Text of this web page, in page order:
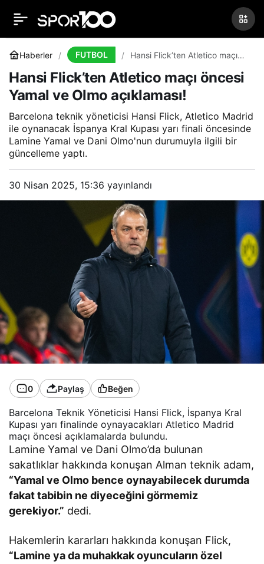
Haberler FUTBOL
Hansi Flick’ten Atletico maçı
açıklaması!
Hansi Flick’ten Atletico maçı öncesi
Yamal ve Olmo açıklaması!
Barcelona teknik yöneticisi Hansi Flick, Atletico Madrid
ile oynanacak İspanya Kral Kupası yarı finali öncesinde
Lamine Yamal ve Dani Olmo'nun durumuyla ilgili bir
güncelleme yaptı.
30 Nisan 2025, 15:36 yayınlandı
0 Paylaş Beğen
Barcelona Teknik Yöneticisi Hansi Flick, İspanya Kral
Kupası yarı finalinde oynayacakları Atletico Madrid
maçı öncesi açıklamalarda bulundu.
Lamine Yamal ve Dani Olmo’da bulunan
sakatlıklar hakkında konuşan Alman teknik adam,
“Yamal ve Olmo bence oynayabilecek durumda
fakat tabibin ne diyeceğini görmemiz
gerekiyor.” dedi.
Hakemlerin kararları hakkında konuşan Flick,
“Lamine ya da muhakkak oyuncuların özel
Gökhan Özoğuz’a
seyirden men cezası
Paylaş